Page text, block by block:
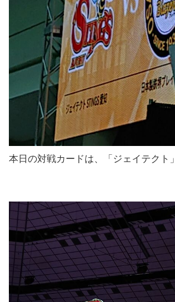
本日の対戦カードは、「ジェイテクト